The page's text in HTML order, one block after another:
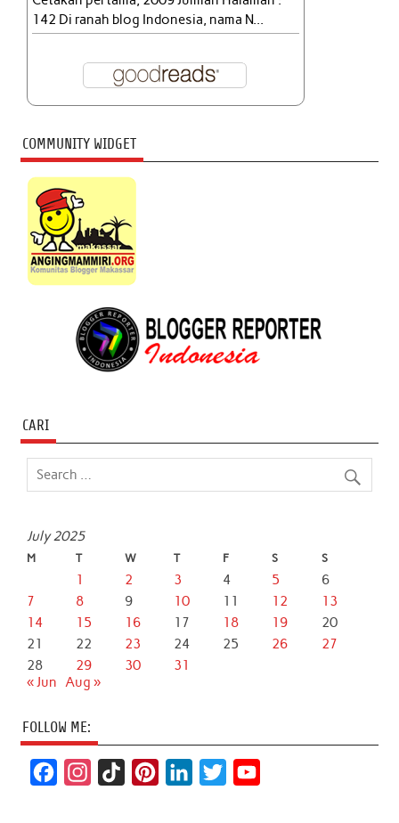
142 Di ranah blog Indonesia, nama N...
COMMUNITY WIDGET
CARI
July 2025
M T W T F S S
1 2 3 4 5
6
7
8 9 10 11 12
13
14
15 16 17 18 19
20
21
22 23 24 25 26
27
28
29 30
31
« Jun Aug »
FOLLOW ME: